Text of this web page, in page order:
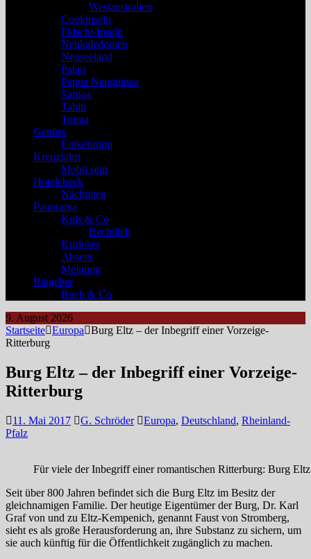
Westaustralien
Cookinseln
Fidschi-Inseln
Neukaledonien
Neuseeland
Palau
Papua Neuguinea
Samoa
Tahiti
Tonga
Genuss
Einkehrtipp
Kreuzfahrt
Mobil sein
Hotelcheck
Nächtigen
Panorama
Kids & Co
Rechtlich
Kurioses
Abseits
Meinung
Ratgeber
Buch & Co
9. August 2026
Startseite Europa
Burg Eltz – der Inbegriff einer Vorzeige-
Ritterburg
Burg Eltz – der Inbegriff einer Vorzeige-
Ritterburg
11. Mai 2017 G. Schröder Europa, Deutschland, Rheinland-
Pfalz
Für viele der Inbegriff einer romantischen Ritterburg: Burg
Seit über 800 Jahren befindet sich die Burg Eltz im Besitz der
gleichnamigen Familie. Der heutige Eigentümer der Burg, Dr. Karl
Graf von und zu Eltz-Kempenich, genannt Faust von Stromberg,
sieht es als große Herausforderung an, ihre Substanz zu sichern, um
sie auch künftig für die Öffentlichkeit zugänglich zu machen.